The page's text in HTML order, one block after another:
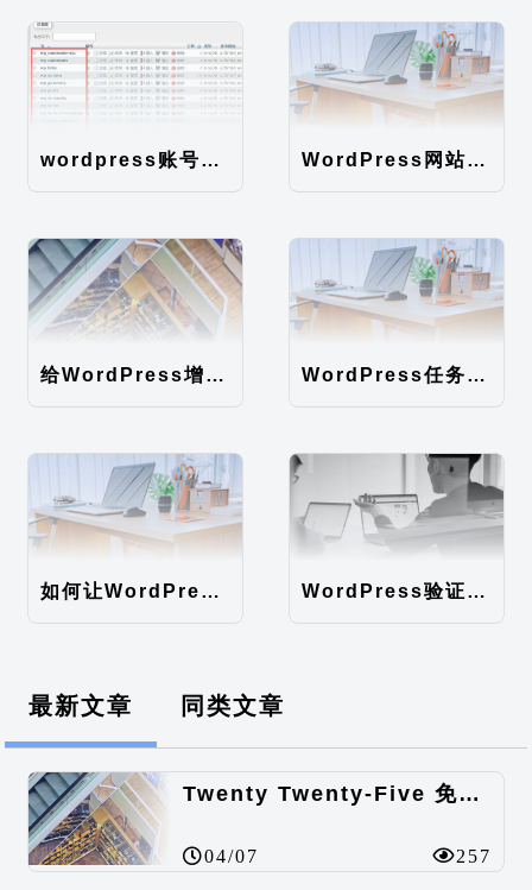
wordpress账号密码如何直接在数据库修改 WordPress网站地图（sitemap）性能优化
给WordPress增加时间因子 WordPress任务计划异步执行（WordPress后台速度优化）
如何让WordPress支持中文注册 WordPress验证码登录/注册，注册直接使用密码注册。
最新文章 同类文章
Twenty Twenty-Five 免费的WordPress内容主题
04/07 257